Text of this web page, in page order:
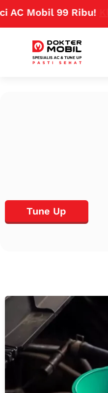
99 Ribu!Klik Disini
Tune Up